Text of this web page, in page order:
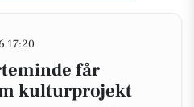
17:20
får
kulturprojekt